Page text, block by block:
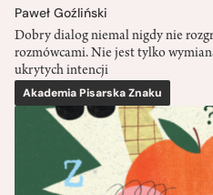
Paweł Goźliński
Dobry dialog niemal nigdy nie
rozmówcami. Nie jest tylko
ukrytych intencji
Akademia Pisarska Znaku